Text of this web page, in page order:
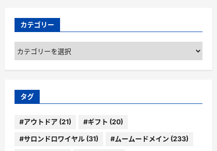
カテゴリー
カ
ゴ
ー
タグ
#アウトドア (21) #ギフト (20)
#サロンドロワイヤル (31) #ムームードメイン (233)